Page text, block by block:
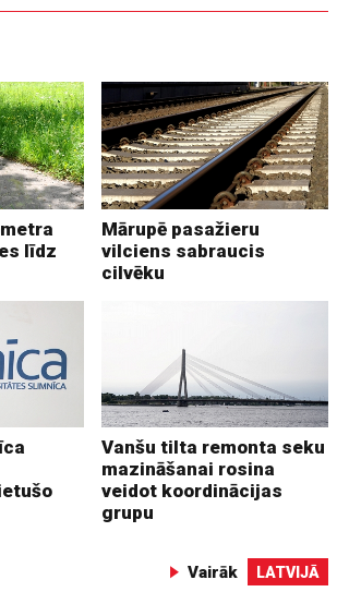
līdz
Mārupē pasažieru
vilciens sabraucis
cilvēku
Vanšu tilta remonta seku
mazināšanai rosina
veidot koordinācijas
grupu
Vairāk LATVIJĀ